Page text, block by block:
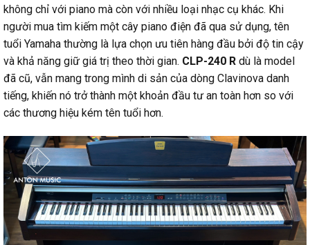
không chỉ với piano mà còn với nhiều loại nhạc cụ khác. Khi
người mua tìm kiếm một cây piano điện đã qua sử dụng, tên
tuổi Yamaha thường là lựa chọn ưu tiên hàng đầu bởi độ tin cậy
và khả năng giữ giá trị theo thời gian. CLP-240 R dù là model
đã cũ, vẫn mang trong mình di sản của dòng Clavinova danh
tiếng, khiến nó trở thành một khoản đầu tư an toàn hơn so với
các thương hiệu kém tên tuổi hơn.